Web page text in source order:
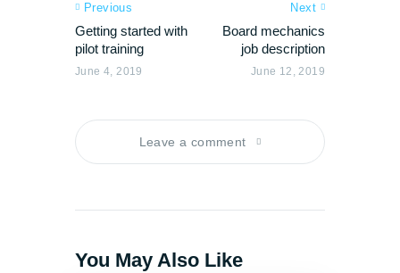
Previous
Getting started with
pilot training
June 4, 2019
Next
Board mechanics
job description
June 12, 2019
Leave a comment
You May Also Like